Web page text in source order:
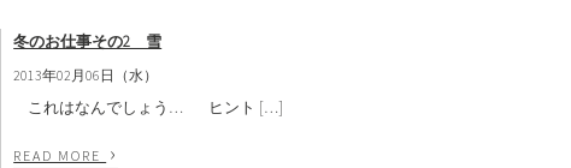
冬のお仕事その2 雪
2013年02月06日（水）
これはなんでしょう… ヒント […]
READ MORE ›